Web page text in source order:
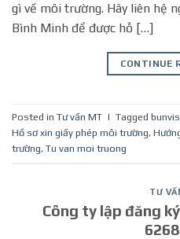
gì về môi trường. Hãy liên hệ
Bình Minh để được hỗ […]
CONTINUE
Posted in Tư vấn MT | Tagged
Hồ sơ xin giấy phép môi trường,
trường, Tu van moi truong
TƯ
Công ty lập đăng